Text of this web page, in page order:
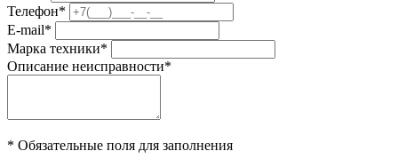
Телефон*
E-mail*
Марка техники*
Описание неисправности*
* Обязательные поля для заполнения